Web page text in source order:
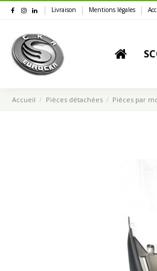
Livraison Mentions légales
Accueil Pièces détachées Pièces par